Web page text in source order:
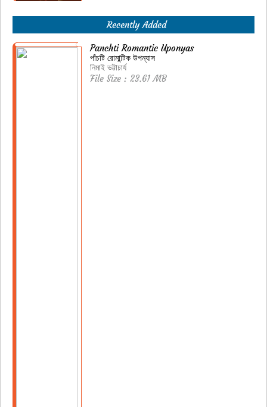
Recently Added
Panchti Romantic Uponyas
পাঁচটি রোমান্টিক উপন্যাস
নিমাই ভট্টাচার্য
File Size : 23.61 MB